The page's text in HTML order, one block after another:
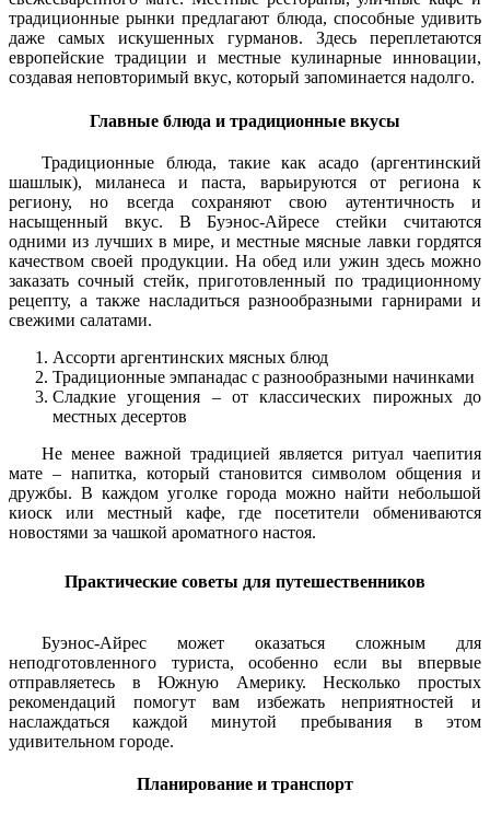
традиционные рынки предлагают блюда, способные удивить
даже самых искушенных гурманов. Здесь переплетаются
европейские традиции и местные кулинарные инновации,
создавая неповторимый вкус, который запоминается надолго.
Главные блюда и традиционные вкусы
Традиционные блюда, такие как асадо (аргентинский
шашлык), миланеса и паста, варьируются от региона к
региону, но всегда сохраняют свою аутентичность и
насыщенный вкус. В Буэнос-Айресе стейки считаются
одними из лучших в мире, и местные мясные лавки гордятся
качеством своей продукции. На обед или ужин здесь можно
заказать сочный стейк, приготовленный по традиционному
рецепту, а также насладиться разнообразными гарнирами и
свежими салатами.
Ассорти аргентинских мясных блюд
Традиционные эмпанадас с разнообразными начинками
Сладкие угощения – от классических пирожных до
местных десертов
Не менее важной традицией является ритуал чаепития
мате – напитка, который становится символом общения и
дружбы. В каждом уголке города можно найти небольшой
киоск или местный кафе, где посетители обмениваются
новостями за чашкой ароматного настоя.
Практические советы для путешественников
Буэнос-Айрес может оказаться сложным для
неподготовленного туриста, особенно если вы впервые
отправляетесь в Южную Америку. Несколько простых
рекомендаций помогут вам избежать неприятностей и
наслаждаться каждой минутой пребывания в этом
удивительном городе.
Планирование и транспорт